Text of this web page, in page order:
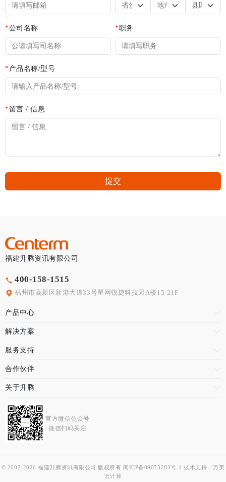
*公司名称 *职务
*产品名称/型号
*留言 / 信息
提交
福建升腾资讯有限公司
400-158-1515
福州市高新区新港大道33号星网锐捷科技园A楼15-21F
产品中心
解决方案
服务支持
合作伙伴
关于升腾
官方微信公众号
微信扫码关注
© 2002-2026 福建升腾资讯有限公司 版权所有 闽ICP备09073203号-1 技术支持：万美
云计算